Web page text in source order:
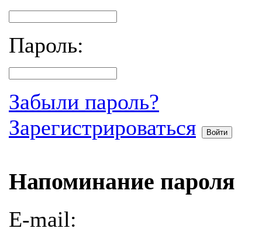
Пароль:
Забыли пароль?
Зарегистрироваться
Войти
Напоминание пароля
E-mail: